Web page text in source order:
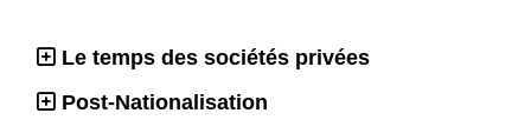
Le temps des sociétés privées
Post-Nationalisation